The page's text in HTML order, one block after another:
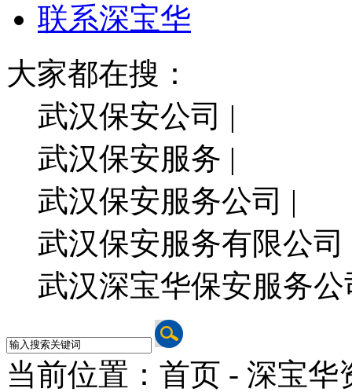
联系深宝华
大家都在搜：
武汉保安公司 |
武汉保安服务 |
武汉保安服务公司 |
武汉保安服务有限公司
武汉深宝华保安服务公
当前位置：首页 - 深宝